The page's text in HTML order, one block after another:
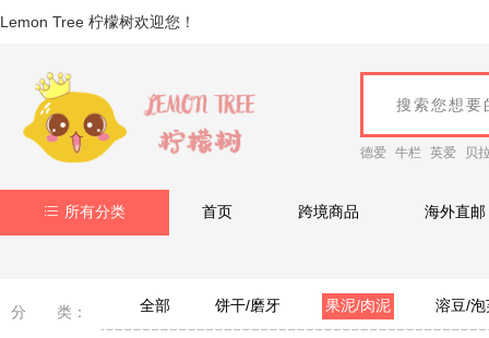
Lemon Tree 柠檬树欢迎您！
德爱 牛栏 英爱 贝
所有分类 首页 跨境商品 海外直邮
分 类： 全部 饼干/磨牙 果泥/肉泥 溶豆/泡